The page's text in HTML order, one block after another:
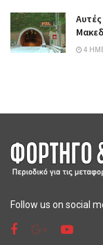
4
Follow us on social